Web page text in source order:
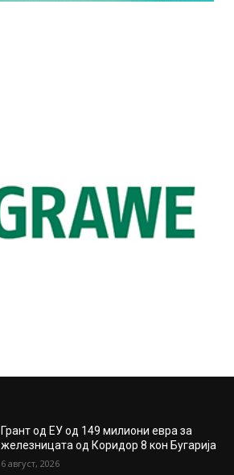
Грант од ЕУ од 149 милиони евра за
железницата од Коридор 8 кон Бугарија
6 август, 2026